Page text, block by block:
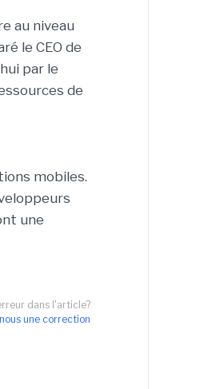
au niveau
le CEO de
par le
de
mobiles.
une
dans l'article?
une correction